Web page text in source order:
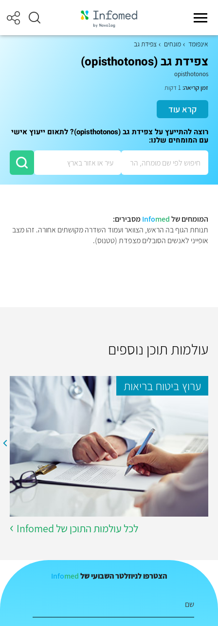
אינפומד מונחים צפידת גב
צפידת גב (opisthotonos)
opisthotonos
זמן קריאה:
קרא עוד
רוצה להתייעץ על צפידת גב (opisthotonos)? לתאום ייעוץ אישי
עם המומחים שלנו:
המומחים של Infomed
מסבירים:
תנוחת הגוף בה הראש, הצוואר ועמוד השדרה מקושתים אחורה. זהו מצב
אופייני לאנשים הסובלים מצפדת (טטנוס).
עולמות תוכן נוספים
ערוץ ביטוח בריאות
לכל עולמות התוכן של Infomed
הצטרפו לניוזלטר השבועי של Infomed
שם